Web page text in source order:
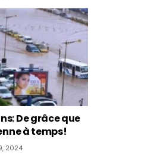
De grâce que
à temps!
2024